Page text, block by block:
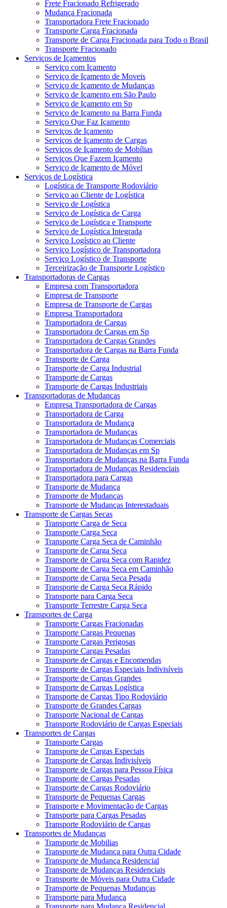
Frete Fracionado Refrigerado
Mudança Fracionada
Transportadora Frete Fracionado
Transporte Carga Fracionada
Transporte de Carga Fracionada para Todo o Brasil
Transporte Fracionado
Serviços de Içamentos
Serviço com Içamento
Serviço de Içamento de Moveis
Serviço de Içamento de Mudanças
Serviço de Içamento em São Paulo
Serviço de Içamento em Sp
Serviço de Içamento na Barra Funda
Serviço Que Faz Içamento
Serviços de Içamento
Serviços de Içamento de Cargas
Serviços de Içamento de Mobílias
Serviços Que Fazem Içamento
Serviço de Içamento de Móvel
Serviços de Logística
Logística de Transporte Rodoviário
Serviço ao Cliente de Logística
Serviço de Logística
Serviço de Logística de Carga
Serviço de Logística e Transporte
Serviço de Logística Integrada
Serviço Logístico ao Cliente
Serviço Logístico de Transportadora
Serviço Logístico de Transporte
Terceirização de Transporte Logístico
Transportadoras de Cargas
Empresa com Transportadora
Empresa de Transporte
Empresa de Transporte de Cargas
Empresa Transportadora
Transportadora de Cargas
Transportadora de Cargas em Sp
Transportadora de Cargas Grandes
Transportadora de Cargas na Barra Funda
Transporte de Carga
Transporte de Carga Industrial
Transporte de Cargas
Transporte de Cargas Industriais
Transportadoras de Mudanças
Empresa Transportadora de Cargas
Transportadora de Carga
Transportadora de Mudança
Transportadora de Mudanças
Transportadora de Mudanças Comerciais
Transportadora de Mudanças em Sp
Transportadora de Mudanças na Barra Funda
Transportadora de Mudanças Residenciais
Transportadora para Cargas
Transporte de Mudança
Transporte de Mudanças
Transporte de Mudanças Interestaduais
Transporte de Cargas Secas
Transporte Carga de Seca
Transporte Carga Seca
Transporte Carga Seca de Caminhão
Transporte de Carga Seca
Transporte de Carga Seca com Rapidez
Transporte de Carga Seca em Caminhão
Transporte de Carga Seca Pesada
Transporte de Carga Seca Rápido
Transporte para Carga Seca
Transporte Terrestre Carga Seca
Transportes de Carga
Transporte Cargas Fracionadas
Transporte Cargas Pequenas
Transporte Cargas Perigosas
Transporte Cargas Pesadas
Transporte de Cargas e Encomendas
Transporte de Cargas Especiais Indivisíveis
Transporte de Cargas Grandes
Transporte de Cargas Logística
Transporte de Cargas Tipo Rodoviário
Transporte de Grandes Cargas
Transporte Nacional de Cargas
Transporte Rodoviário de Cargas Especiais
Transportes de Cargas
Transporte Cargas
Transporte de Cargas Especiais
Transporte de Cargas Indivisíveis
Transporte de Cargas para Pessoa Física
Transporte de Cargas Pesadas
Transporte de Cargas Rodoviário
Transporte de Pequenas Cargas
Transporte e Movimentação de Cargas
Transporte para Cargas Pesadas
Transporte Rodoviário de Cargas
Transportes de Mudanças
Transporte de Mobilias
Transporte de Mudança para Outra Cidade
Transporte de Mudança Residencial
Transporte de Mudanças Residenciais
Transporte de Móveis para Outra Cidade
Transporte de Pequenas Mudanças
Transporte para Mudança
Transporte para Mudança Residencial